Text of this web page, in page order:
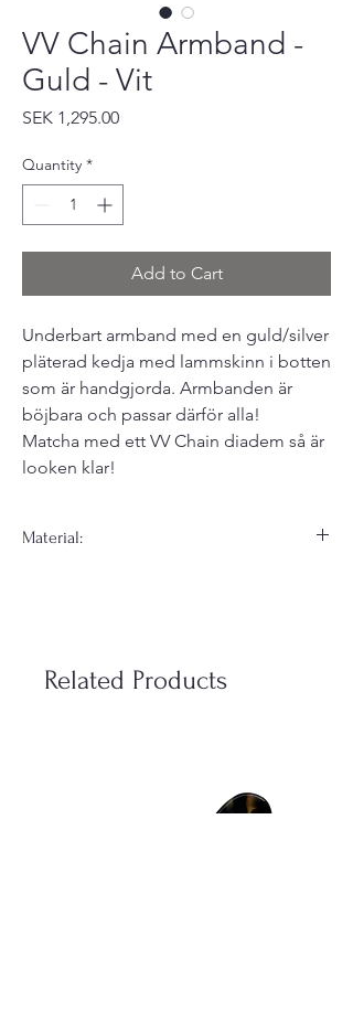
VV Chain Armband -
Guld - Vit
SEK 1,295.00Price
Quantity *
Add to Cart
Underbart armband med en guld/silver
pläterad kedja med lammskinn i botten
som är handgjorda. Armbanden är
böjbara och passar därför alla!
Matcha med ett VV Chain diadem så är
looken klar!
Material:
Related Products